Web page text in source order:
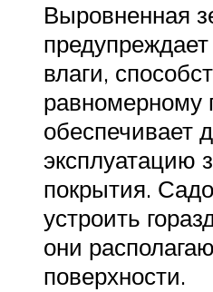
Выровненная
влаги,
равномерному
обеспечивает
эксплуатацию
покрытия.
устроить
они
поверхности.